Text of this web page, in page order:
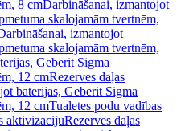
8 cmDarbināšanai, izmantojot
skalojamām tvertnēm,
izmantojot
skalojamām tvertnēm,
Geberit Sigma
12 cmRezerves daļas
baterijas, Geberit Sigma
12 cmTualetes podu vadības
aktivizācijuRezerves daļas